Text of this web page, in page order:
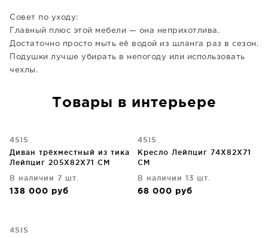
Совет по уходу:
Главный плюс этой мебели — она неприхотлива.
Достаточно просто мыть её водой из шланга раз в сезон.
Подушки лучше убирать в непогоду или использовать
чехлы.
Товары в интерьере
4SIS
Диван трёхместный из тика
Лейпциг 205X82X71 CM
В наличии 7 шт.
138 000 руб
4SIS
Кресло Лейпциг 74X82X71
CM
В наличии 13 шт.
68 000 руб
4SIS